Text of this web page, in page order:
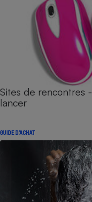
Sites de rencontres
lancer
GUIDE D'ACHAT